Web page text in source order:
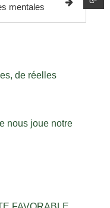
mentales
de réelles
nous joue notre